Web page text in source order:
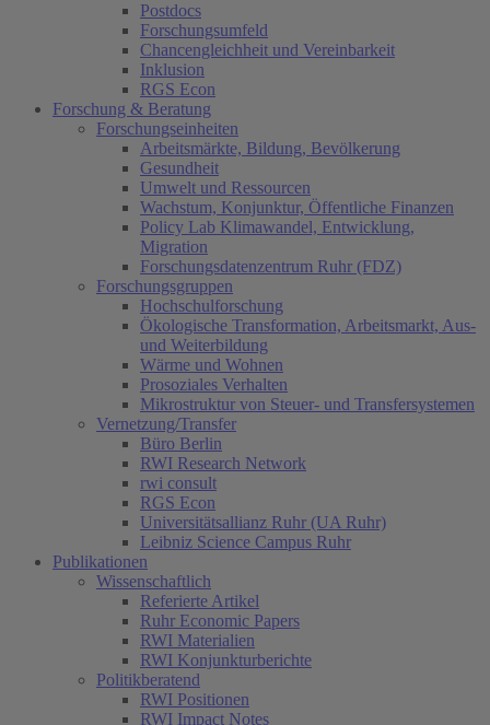
Postdocs
Forschungsumfeld
Chancengleichheit und Vereinbarkeit
Inklusion
RGS Econ
Forschung & Beratung
Forschungseinheiten
Arbeitsmärkte, Bildung, Bevölkerung
Gesundheit
Umwelt und Ressourcen
Wachstum, Konjunktur, Öffentliche Finanzen
Policy Lab Klimawandel, Entwicklung,
Migration
Forschungsdatenzentrum Ruhr (FDZ)
Forschungsgruppen
Hochschulforschung
Ökologische Transformation, Arbeitsmarkt, Aus-
und Weiterbildung
Wärme und Wohnen
Prosoziales Verhalten
Mikrostruktur von Steuer- und Transfersystemen
Vernetzung/Transfer
Büro Berlin
RWI Research Network
rwi consult
RGS Econ
Universitätsallianz Ruhr (UA Ruhr)
Leibniz Science Campus Ruhr
Publikationen
Wissenschaftlich
Referierte Artikel
Ruhr Economic Papers
RWI Materialien
RWI Konjunkturberichte
Politikberatend
RWI Positionen
RWI Impact Notes